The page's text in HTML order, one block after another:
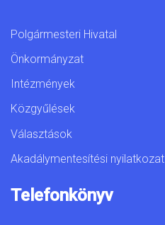
Polgármesteri Hivatal
Önkormányzat
Intézmények
Közgyűlések
Választások
Akadálymentesítési nyilatkozat
Telefonkönyv